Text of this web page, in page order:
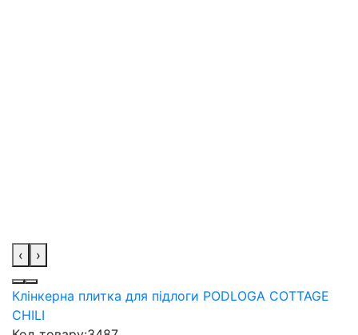
‹ ›
Клінкерна плитка для підлоги PODLOGA COTTAGE
CHILI